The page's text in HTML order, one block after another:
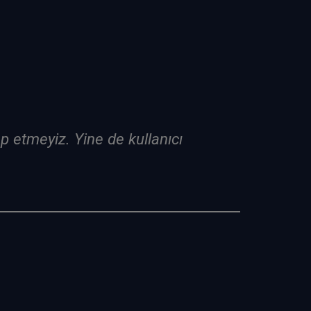
etmeyiz. Yine de kullanıcı